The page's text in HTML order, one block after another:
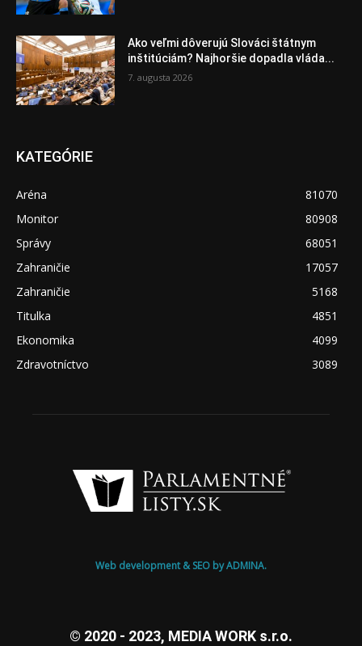
Ako veľmi dôverujú Slováci štátnym
inštitúciám? Najhoršie dopadla vláda...
7. augusta 2026
KATEGÓRIE
Aréna
81070
Monitor
80908
Správy
68051
Zahraničie
17057
Zahraničie
5168
Titulka
4851
Ekonomika
4099
Zdravotníctvo
3089
Web development & SEO by ADMINA.
© 2020 - 2023, MEDIA WORK s.r.o.